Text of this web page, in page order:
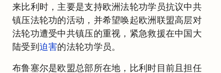
来比利时，主要是支持欧洲法轮功学员抗议中共
镇压法轮功的活动，并希望唤起欧洲联盟高层对
法轮功遭受中共镇压的重视，紧急救援在中国大
陆受到 迫害的法轮功学员。
布鲁塞尔是欧盟总部所在地，比利时目前且担任